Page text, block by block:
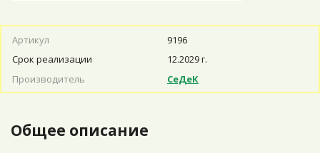
Артикул
9196
Срок реализации
12.2029 г.
Производитель
СеДеК
Общее описание